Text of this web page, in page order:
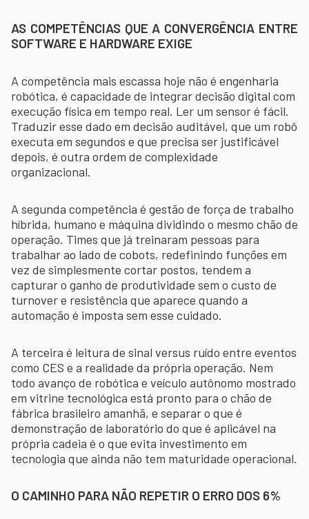
AS COMPETÊNCIAS QUE A CONVERGÊNCIA ENTRE
SOFTWARE E HARDWARE EXIGE
A competência mais escassa hoje não é engenharia
robótica, é capacidade de integrar decisão digital com
execução física em tempo real. Ler um sensor é fácil.
Traduzir esse dado em decisão auditável, que um robô
executa em segundos e que precisa ser justificável
depois, é outra ordem de complexidade
organizacional.
A segunda competência é gestão de força de trabalho
híbrida, humano e máquina dividindo o mesmo chão de
operação. Times que já treinaram pessoas para
trabalhar ao lado de cobots, redefinindo funções em
vez de simplesmente cortar postos, tendem a
capturar o ganho de produtividade sem o custo de
turnover e resistência que aparece quando a
automação é imposta sem esse cuidado.
A terceira é leitura de sinal versus ruído entre eventos
como CES e a realidade da própria operação. Nem
todo avanço de robótica e veículo autônomo mostrado
em vitrine tecnológica está pronto para o chão de
fábrica brasileiro amanhã, e separar o que é
demonstração de laboratório do que é aplicável na
própria cadeia é o que evita investimento em
tecnologia que ainda não tem maturidade operacional.
O CAMINHO PARA NÃO REPETIR O ERRO DOS 6%